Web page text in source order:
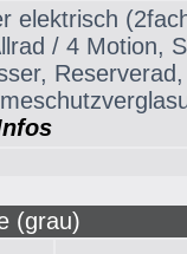
elektrisch
/ 4 Motion,
Reserverad,
(grau)